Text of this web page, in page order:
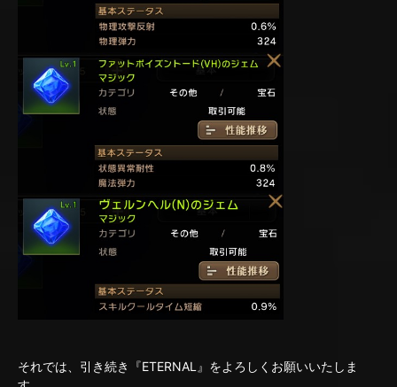
それでは、引き続き『ETERNAL』をよろしくお願いいたしま